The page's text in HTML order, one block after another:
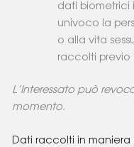
dati biometrici
univoco la
o alla vita
raccolti previo
L’Interessato può
momento.
Dati raccolti in